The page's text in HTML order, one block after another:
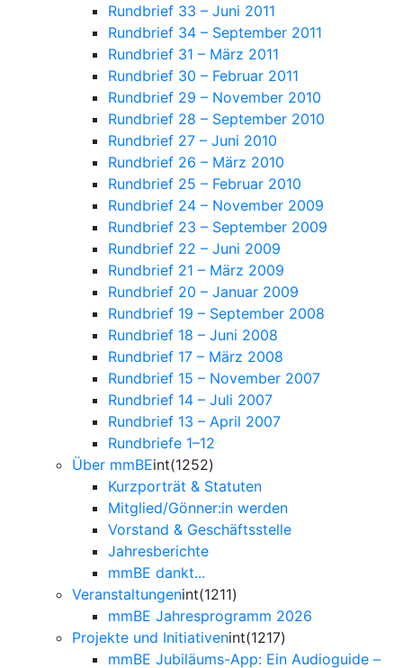
Rundbrief 33 – Juni 2011
Rundbrief 34 – September 2011
Rundbrief 31 – März 2011
Rundbrief 30 – Februar 2011
Rundbrief 29 – November 2010
Rundbrief 28 – September 2010
Rundbrief 27 – Juni 2010
Rundbrief 26 – März 2010
Rundbrief 25 – Februar 2010
Rundbrief 24 – November 2009
Rundbrief 23 – September 2009
Rundbrief 22 – Juni 2009
Rundbrief 21 – März 2009
Rundbrief 20 – Januar 2009
Rundbrief 19 – September 2008
Rundbrief 18 – Juni 2008
Rundbrief 17 – März 2008
Rundbrief 15 – November 2007
Rundbrief 14 – Juli 2007
Rundbrief 13 – April 2007
Rundbriefe 1–12
Über mmBEint(1252)
Kurzporträt & Statuten
Mitglied/Gönner:in werden
Vorstand & Geschäftsstelle
Jahresberichte
mmBE dankt...
Veranstaltungenint(1211)
mmBE Jahresprogramm 2026
Projekte und Initiativenint(1217)
mmBE Jubiläums-App: Ein Audioguide –